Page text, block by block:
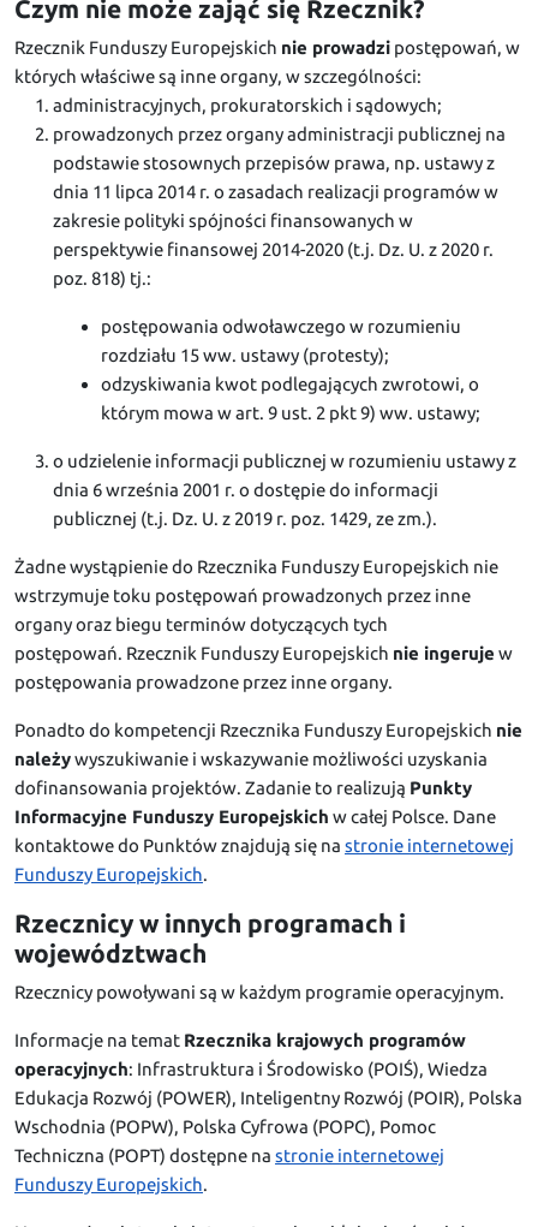
Czym nie może zająć się Rzecznik?
Rzecznik Funduszy Europejskich nie prowadzi postępowań, w
których właściwe są inne organy, w szczególności:
administracyjnych, prokuratorskich i sądowych;
prowadzonych przez organy administracji publicznej na
podstawie stosownych przepisów prawa, np. ustawy z
dnia 11 lipca 2014 r. o zasadach realizacji programów w
zakresie polityki spójności finansowanych w
perspektywie finansowej 2014-2020 (t.j. Dz. U. z 2020 r.
poz. 818) tj.:
postępowania odwoławczego w rozumieniu
rozdziału 15 ww. ustawy (protesty);
odzyskiwania kwot podlegających zwrotowi, o
którym mowa w art. 9 ust. 2 pkt 9) ww. ustawy;
o udzielenie informacji publicznej w rozumieniu ustawy z
dnia 6 września 2001 r. o dostępie do informacji
publicznej (t.j. Dz. U. z 2019 r. poz. 1429, ze zm.).
Żadne wystąpienie do Rzecznika Funduszy Europejskich nie
wstrzymuje toku postępowań prowadzonych przez inne
organy oraz biegu terminów dotyczących tych
postępowań. Rzecznik Funduszy Europejskich nie ingeruje w
postępowania prowadzone przez inne organy.
Ponadto do kompetencji Rzecznika Funduszy Europejskich nie
należywyszukiwanie i wskazywanie możliwości uzyskania
dofinansowania projektów. Zadanie to realizują Punkty
Informacyjne Funduszy Europejskich w całej Polsce. Dane
kontaktowe do Punktów znajdują się na stronie internetowej
Funduszy Europejskich.
Rzecznicy w innych programach i
województwach
Rzecznicy powoływani są w każdym programie operacyjnym.
Informacje na temat Rzecznika krajowych programów
operacyjnych: Infrastruktura i Środowisko (POIŚ), Wiedza
Edukacja Rozwój (POWER), Inteligentny Rozwój (POIR), Polska
Wschodnia (POPW), Polska Cyfrowa (POPC), Pomoc
Techniczna (POPT) dostępne na stronie internetowej
Funduszy Europejskich.